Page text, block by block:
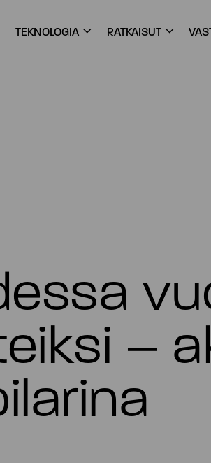
TEKNOLOGIA RATKAISUT
–